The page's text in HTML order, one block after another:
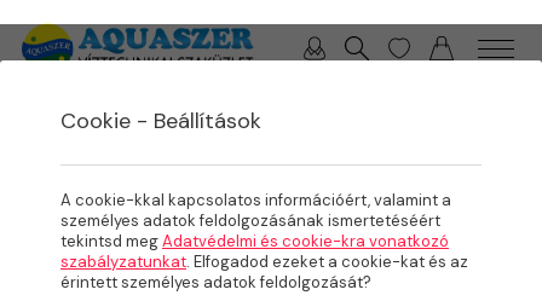
TERMÉKEK/MEDENCE/ ÉLMÉNYELEMEK, KOMFORT NÖVELŐK
Pezsgő levegős
rendszerek
Cookie - Beállítások
A cookie-kkal kapcsolatos információért, valamint a
személyes adatok feldolgozásának ismertetéséért
tekintsd megAdatvédelmi és cookie-kra vonatkozó
szabályzatunkat. Elfogadod ezeket a cookie-kat és az
érintett személyes adatok feldolgozását?